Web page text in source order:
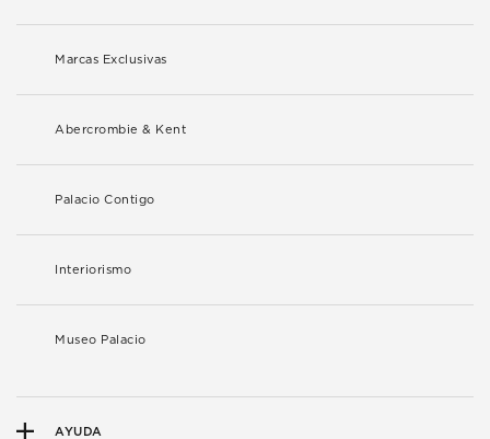
Marcas Exclusivas
Abercrombie & Kent
Palacio Contigo
Interiorismo
Museo Palacio
AYUDA